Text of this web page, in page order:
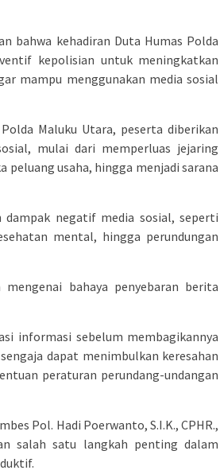
bahwa kehadiran Duta Humas Polda
kepolisian untuk meningkatkan
mampu menggunakan media sosial
Maluku Utara, peserta diberikan
mulai dari memperluas jejaring
usaha, hingga menjadi sarana
dampak negatif media sosial, seperti
mental, hingga perundungan
bahaya penyebaran berita
informasi sebelum membagikannya
dapat menimbulkan keresahan
peraturan perundang-undangan
Pol. Hadi Poerwanto, S.I.K., CPHR.,
salah satu langkah penting dalam